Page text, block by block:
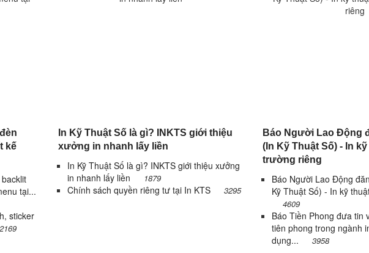
kế
tại...
sticker
2169
In Kỹ Thuật Số là gì? INKTS giới thiệu
xưởng in nhanh lấy liền
In Kỹ Thuật Số là gì? INKTS giới thiệu xưởng
in nhanh lấy liền
1879
Chính sách quyền riêng tư tại In KTS 3295
Báo Người Lao Động
(In Kỹ Thuật Số) - In
trường riêng
Báo Người Lao Động
Kỹ Thuật Số) - In kỹ
4609
Báo Tiền Phong đưa tin
tiên phong trong ngành
dụng...
3958